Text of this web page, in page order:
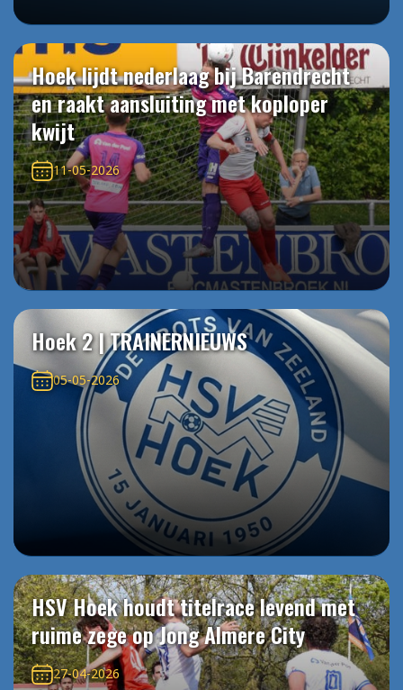
Hoek lijdt nederlaag bij Barendrecht
en raakt aansluiting met koploper
kwijt
11-05-2026
Hoek 2 | TRAINERNIEUWS
05-05-2026
HSV Hoek houdt titelrace levend met
ruime zege op Jong Almere City
27-04-2026